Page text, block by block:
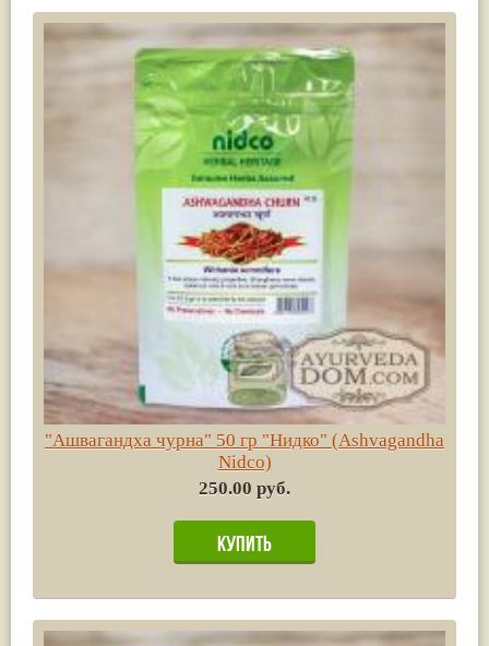
"Ашвагандха чурна" 50 гр "Нидко" (Ashvagandha
Nidco)
250.00 руб.